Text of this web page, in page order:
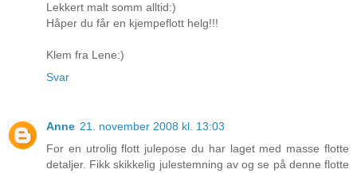
Lekkert malt somm alltid:)
Håper du får en kjempeflott helg!!!
Klem fra Lene:)
Svar
Anne 21. november 2008 kl. 13:03
For en utrolig flott julepose du har laget med masse flotte
detaljer. Fikk skikkelig julestemning av og se på denne flotte